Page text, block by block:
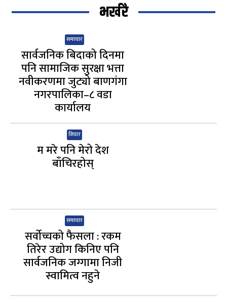
भर्खरै
समाचार
सार्वजनिक बिदाको दिनमा
पनि सामाजिक सुरक्षा भत्ता
नवीकरणमा जुट्यो बाणगंगा
नगरपालिका–८ वडा
कार्यालय
विचार
म मरे पनि मेरो देश
बाँचिरहोस्
समाचार
सर्वोच्चको फैसला : रकम
तिरेर उद्योग किनिए पनि
सार्वजनिक जग्गामा निजी
स्वामित्व नहुने